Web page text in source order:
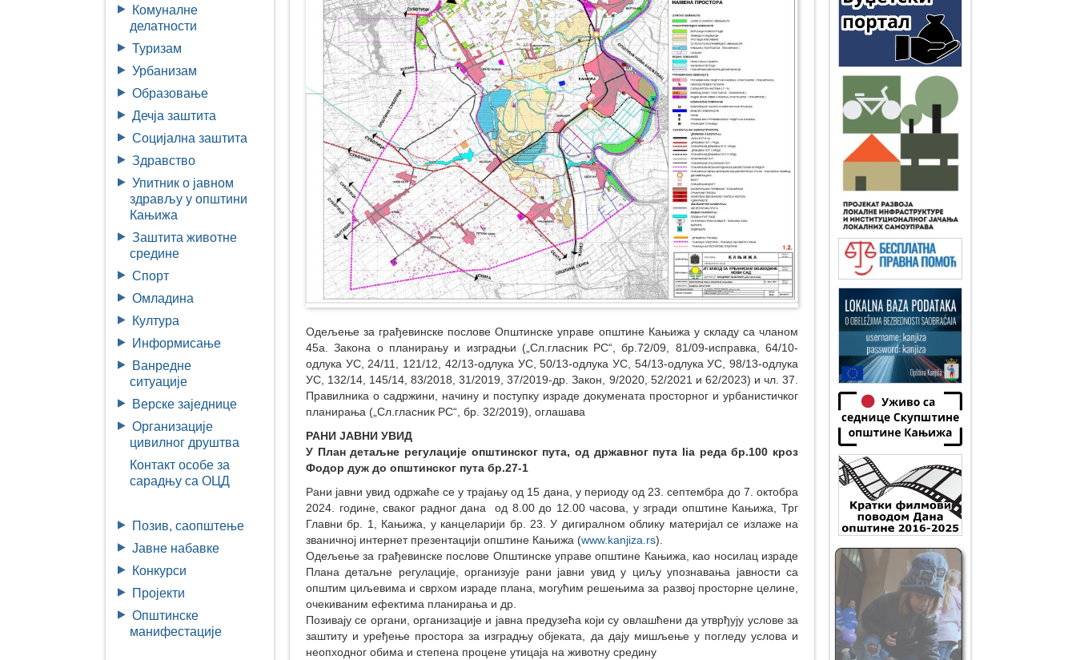
Комуналне
делатности
Туризам
Урбанизам
Образовање
Дечја заштита
Социјална заштита
Здравство
Упитник о јавном
здрављу у општини
Кањижа
Заштита животне
средине
Спорт
Омладина
Култура
Информисање
Ванредне
ситуације
Верске заједнице
Организације
цивилног друштва
Контакт особе за
сарадњу са ОЦД
Позив, саопштење
Јавне набавке
Конкурси
Пројекти
Општинске
манифестације
Одељење за грађевинске послове Општинске управе општине Кањижа у складу са чланом
45а. Закона о планирању и изградњи („Сл.гласник РС“, бр.72/09, 81/09-исправка, 64/10-
одлука УС, 24/11, 121/12, 42/13-одлука УС, 50/13-одлука УС, 54/13-одлука УС, 98/13-одлука
УС, 132/14, 145/14, 83/2018, 31/2019, 37/2019-др. Закон, 9/2020, 52/2021 и 62/2023) и чл. 37.
Правилника о садржини, начину и поступку израде докумената просторног и урбанистичког
планирања („Сл.гласник РС“, бр. 32/2019), оглашава
РАНИ ЈАВНИ УВИД
У План детаљне регулације општинског пута, од државног пута Iia реда бр.100 кроз
Фодор дуж до општинског пута бр.27-1
Рани јавни увид одржаће се у трајању од 15 дана, у периоду од 23. септембра до 7. октобра
2024. године, сваког радног дана од 8.00 до 12.00 часова, у згради општине Кањижа, Трг
Главни бр. 1, Кањижа, у канцеларији бр. 23. У дигиралном облику материјал се излаже на
званичној интернет презентацији општине Кањижа (www.kanjiza.rs).
Одељење за грађевинске послове Општинске управе општине Кањижа, као носилац израде
Плана детаљне регулације, организује рани јавни увид у циљу упознавања јавности са
општим циљевима и сврхом израде плана, могућим решењима за развој просторне целине,
очекиваним ефектима планирања и др.
Позивају се органи, организације и јавна предузећа који су овлашћени да утврђују услове за
заштиту и уређење простора за изградњу објеката, да дају мишљење у погледу услова и
неопходног обима и степена процене утицаја на животну средину